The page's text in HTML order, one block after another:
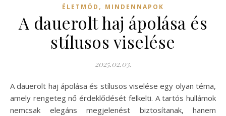
ÉLETMÓD , MINDENNAPOK
A dauerolt haj ápolása és
stílusos viselése
2025.02.03.
A dauerolt haj ápolása és stílusos viselése egy olyan téma,
amely rengeteg nő érdeklődését felkelti. A tartós hullámok
nemcsak elegáns megjelenést biztosítanak, hanem